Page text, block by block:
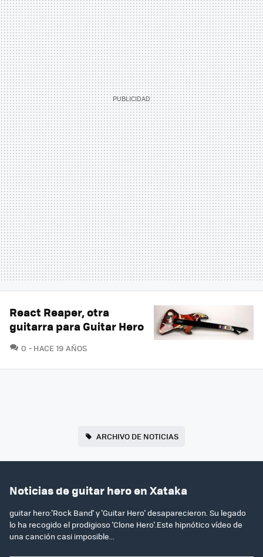
React Reaper, otra
guitarra para Guitar Hero
0 COMENTARIOS
HACE 19 AÑOS
ARCHIVO DE NOTICIAS
Noticias de guitar hero en Xataka
guitar hero:'Rock Band' y 'Guitar Hero' desaparecieron. Su legado
lo ha recogido el prodigioso 'Clone Hero'.Este hipnótico vídeo de
una canción casi imposible...